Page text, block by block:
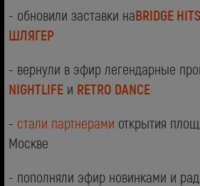
- обновили заставки наBRIDGE HITS
ШЛЯГЕР
- вернули в эфир легендарные
NIGHTLIFE и RETRO DANCE
- стали партнерами открытия
Москве
- пополняли эфир новинками и